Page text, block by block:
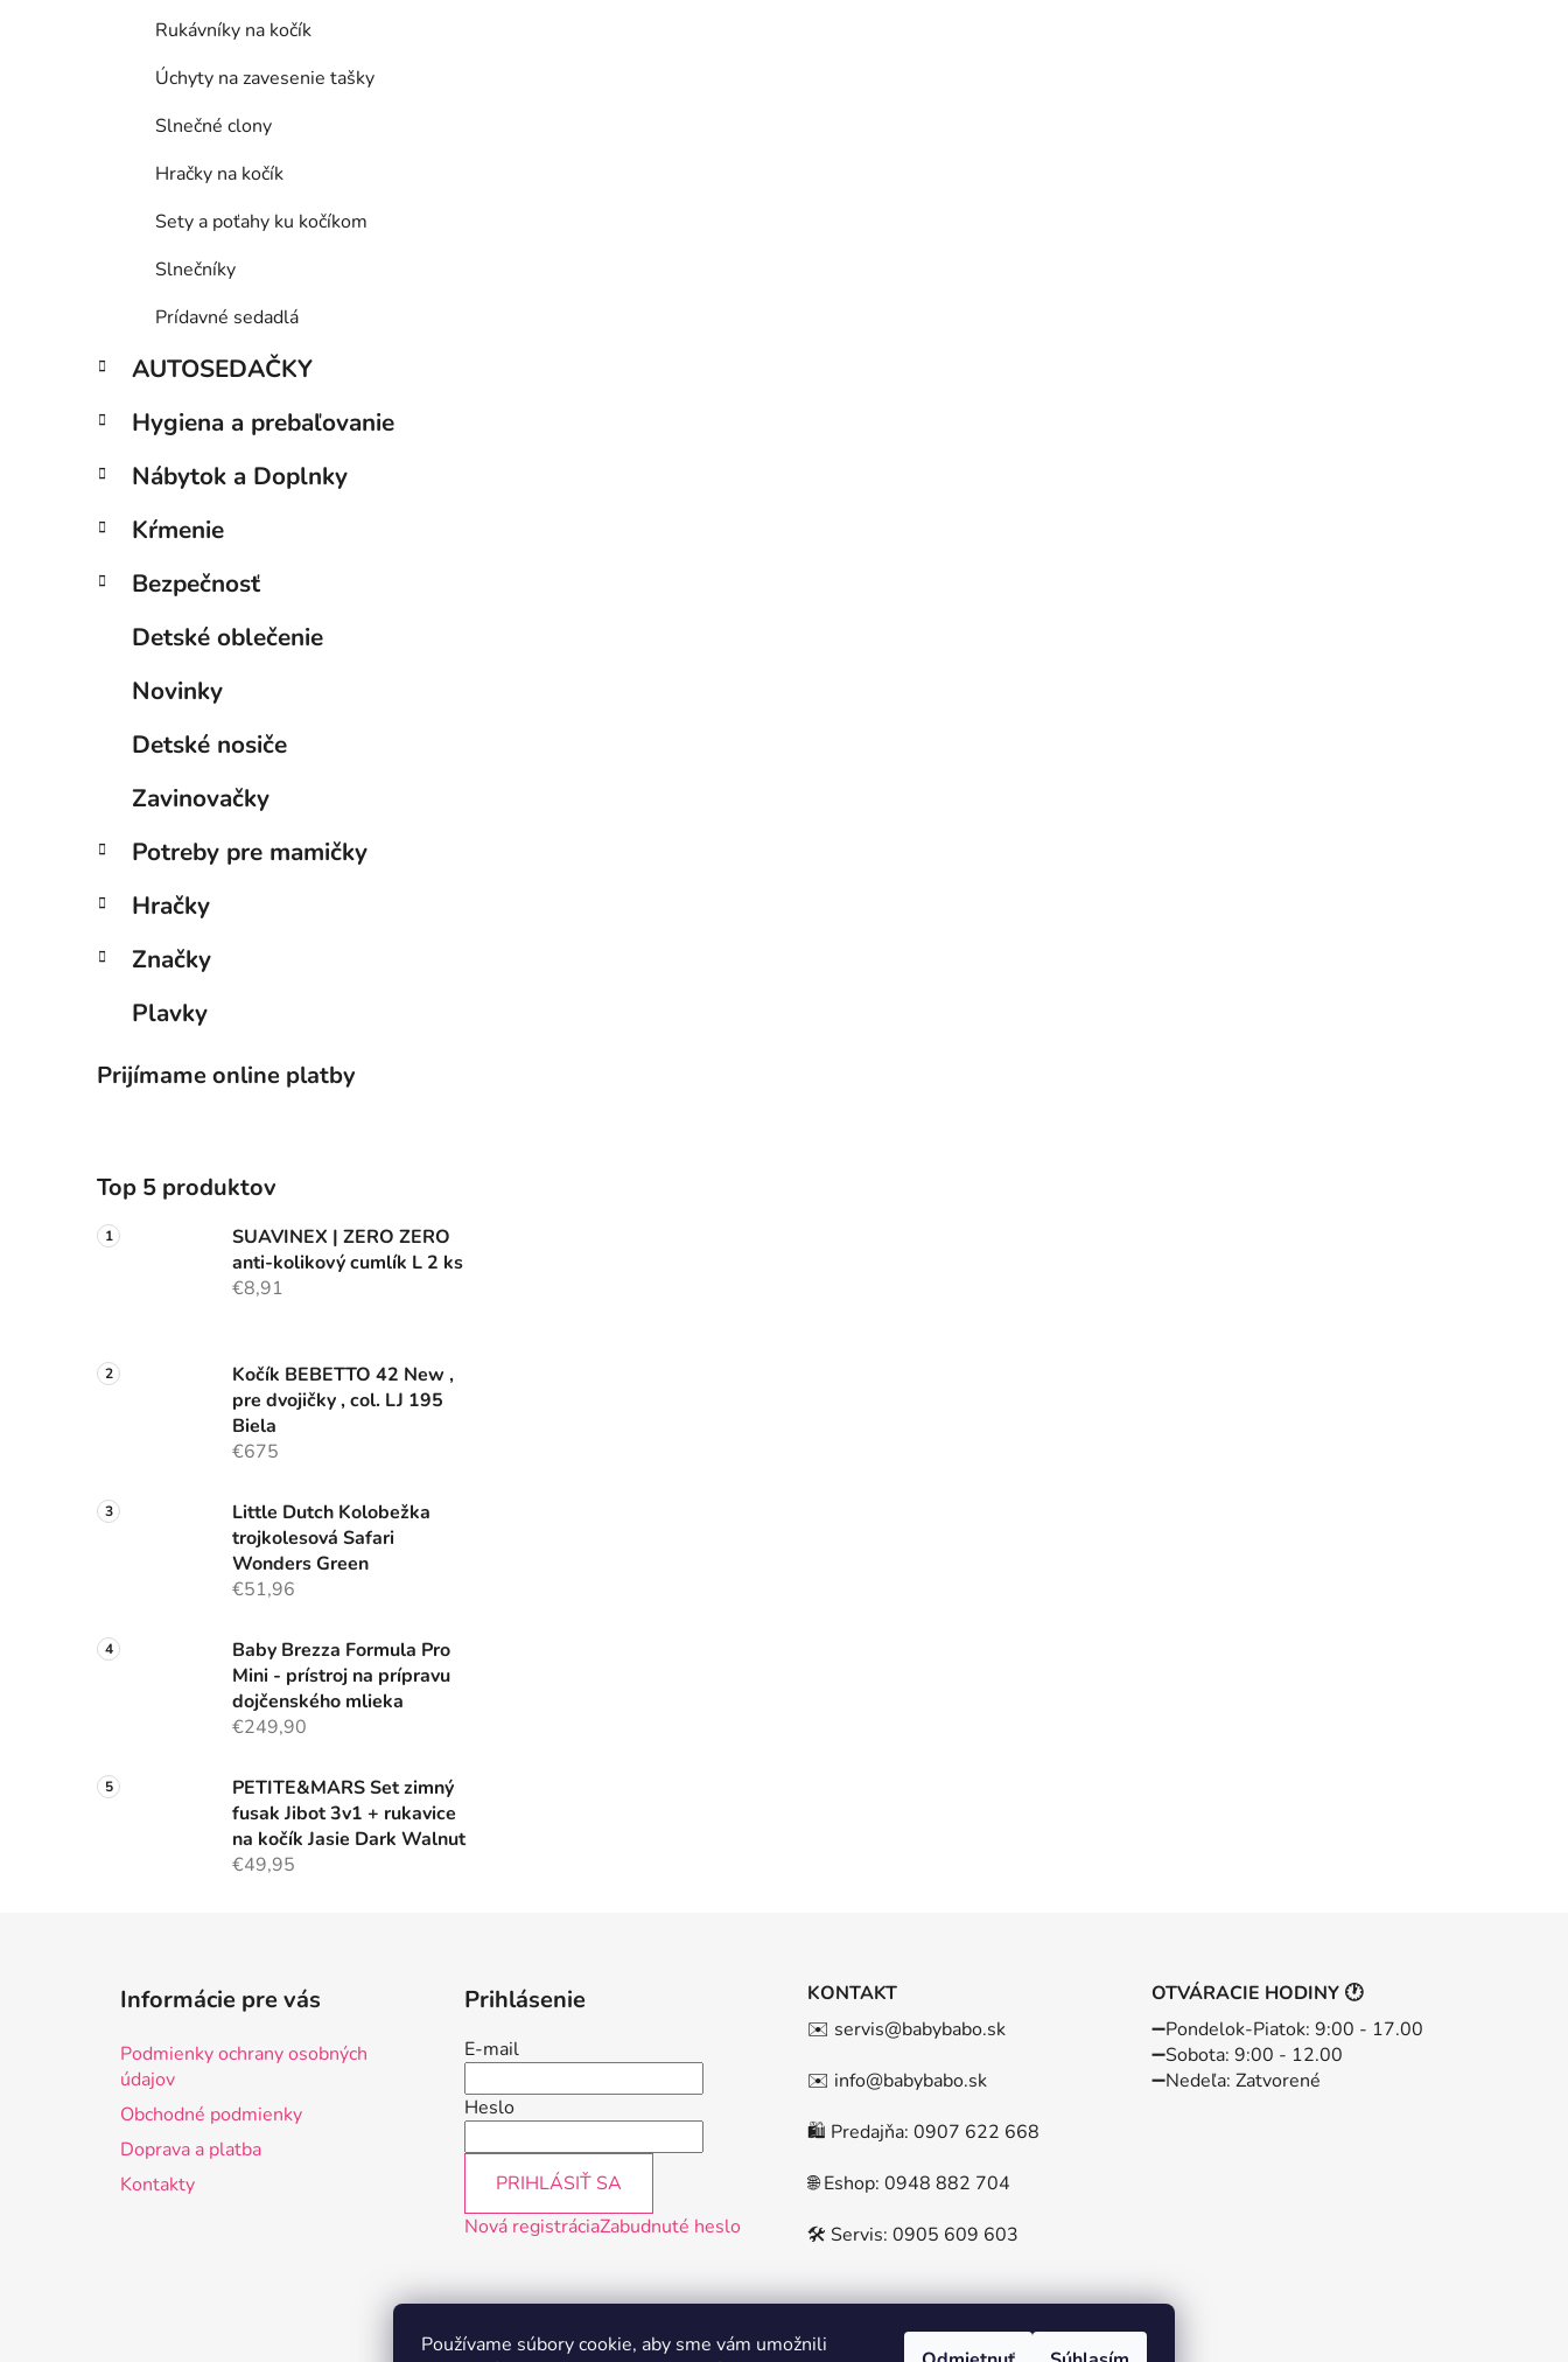
Používame súbory cookie, aby sme vám umožnili
Rukávníky na kočík
Úchyty na zavesenie tašky
Slnečné clony
Hračky na kočík
Sety a poťahy ku kočíkom
Slnečníky
Prídavné sedadlá
AUTOSEDAČKY
Hygiena a prebaľovanie
Nábytok a Doplnky
Kŕmenie
Bezpečnosť
Detské oblečenie
Novinky
Detské nosiče
Zavinovačky
Potreby pre mamičky
Hračky
Značky
Plavky
Prijímame online platby
Top 5 produktov
SUAVINEX | ZERO ZERO
anti-kolikový cumlík L 2 ks
€8,91
Kočík BEBETTO 42 New ,
pre dvojičky , col. LJ 195
Biela
€675
Little Dutch Kolobežka
trojkolesová Safari
Wonders Green
€51,96
Baby Brezza Formula Pro
Mini - prístroj na prípravu
dojčenského mlieka
€249,90
PETITE&MARS Set zimný
fusak Jibot 3v1 + rukavice
na kočík Jasie Dark Walnut
€49,95
Informácie pre vás
Podmienky ochrany osobných
údajov
Obchodné podmienky
Doprava a platba
Kontakty
Prihlásenie
E-mail
Heslo
PRIHLÁSIŤ SA
Nová registráciaZabudnuté heslo
KONTAKT
✉️ servis@babybabo.sk
✉️ info@babybabo.sk
🛍️ Predajňa: 0907 622 668
🌐 Eshop: 0948 882 704
🛠️ Servis: 0905 609 603
OTVÁRACIE HODINY 🕐
➖️Pondelok-Piatok: 9:00 - 17.00
➖️Sobota: 9:00 - 12.00
➖️Nedeľa: Zatvorené